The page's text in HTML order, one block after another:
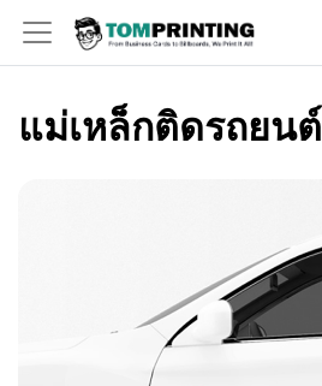
แม่เหล็กติดรถยนต์